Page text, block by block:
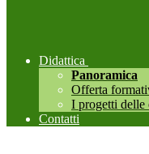
Didattica
Panoramica
Offerta
I progetti delle
Contatti